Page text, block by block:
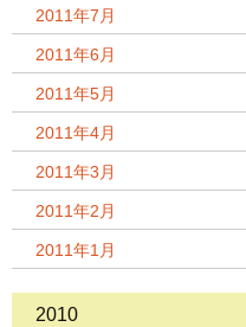
2011年7月
2011年6月
2011年5月
2011年4月
2011年3月
2011年2月
2011年1月
2010